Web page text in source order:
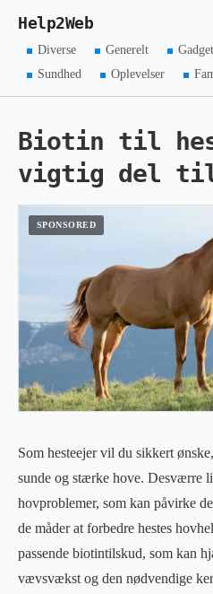
Help2Web
Diverse Generelt
Sundhed
Oplevelser
Biotin til
vigtig del til
Som hesteejer vil du sikkert
sunde og stærke hove. Desværre
hovproblemer, som kan påvirke
de måder at forbedre hestes
passende biotintilskud, som kan
vævsvækst og den nødvendige